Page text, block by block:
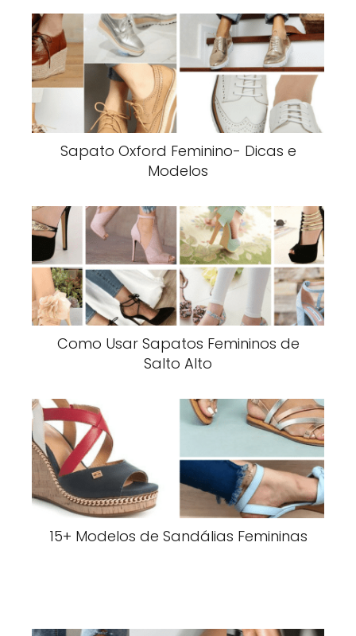
Sapato Oxford Feminino- Dicas e
Modelos
Como Usar Sapatos Femininos de
Salto Alto
15+ Modelos de Sandálias Femininas